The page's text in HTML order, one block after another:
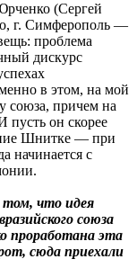
(Сергей
г. Симферополь —
проблема
дискурс
в этом, на мой
союза, причем на
пусть он скорее
Шнитке — при
начинается с
том, что идея
союза
проработана эта
сюда приехали